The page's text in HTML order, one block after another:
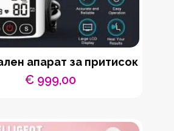
апарат за притисок
€ 999,00